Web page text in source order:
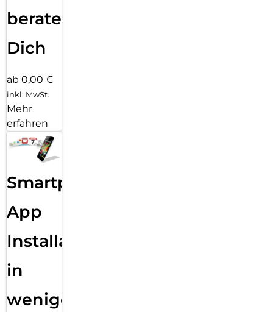
beraten
Dich
ab 0,00 €
inkl. MwSt.
Mehr
erfahren
Smartphone
App
Installation
in
wenigen